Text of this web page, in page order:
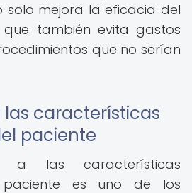
solo mejora la eficacia del
que también evita gastos
que no serían
características
paciente
a las características
paciente es uno de los